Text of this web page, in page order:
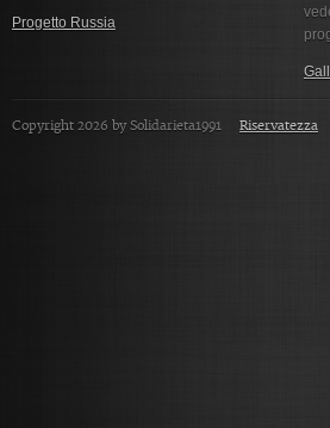
Progetto Russia
Copyright 2026 by Solidarieta1991 Riservatezza